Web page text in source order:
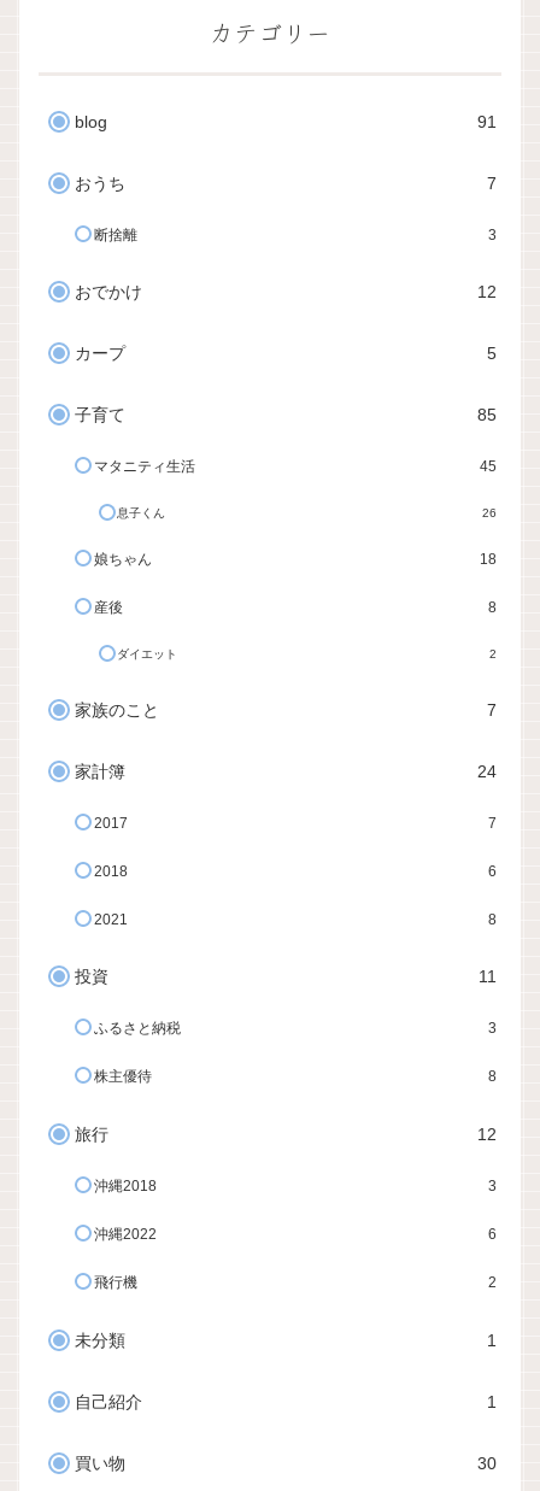
カテゴリー
blog 91
おうち 7
断捨離 3
おでかけ 12
カープ 5
子育て 85
マタニティ生活 45
息子くん 26
娘ちゃん 18
産後 8
ダイエット 2
家族のこと 7
家計簿 24
2017 7
2018 6
2021 8
投資 11
ふるさと納税 3
株主優待 8
旅行 12
沖縄2018 3
沖縄2022 6
飛行機 2
未分類 1
自己紹介 1
買い物 30